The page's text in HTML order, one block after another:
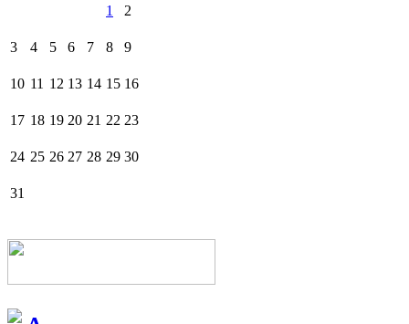
1
2
3 4 5 6 7 8 9
10 11 12 13 14 15 16
17 18 19 20 21 22 23
24 25 26 27 28 29 30
31